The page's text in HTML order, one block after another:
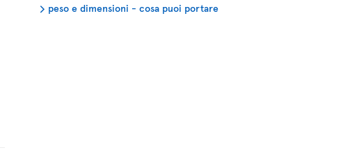
peso e dimensioni - cosa puoi portare